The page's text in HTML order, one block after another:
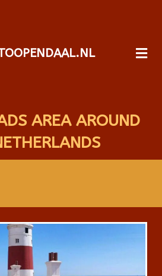
AREA AROUND